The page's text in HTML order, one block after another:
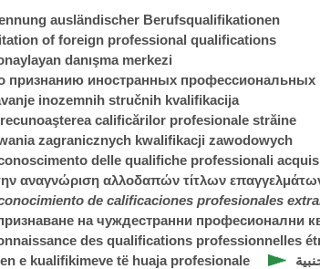
ausländischer Berufsqualifikationen
of foreign professional qualifications
danışma merkezi
признанию иностранных
inozemnih stručnih kvalifikacija
calificărilor profesionale străine
zagranicznych kwalifikacji zawodowych
delle qualifiche professionali
αναγνώριση αλλοδαπών τίτλων
de calificaciones profesionales
на чуждестранни професионални
des qualifications professionnelles
e kualifikimeve të huaja profesionale